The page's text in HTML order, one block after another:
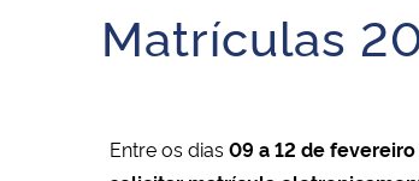
Secretaria de Governo
Gabinete
Início do conteúdo
Matrículas
Entre os dias09 a12 de fevereiro